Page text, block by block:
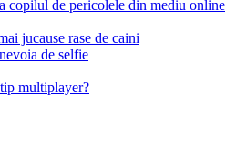
copilul de pericolele din mediu online
jucause rase de caini
de selfie
multiplayer?